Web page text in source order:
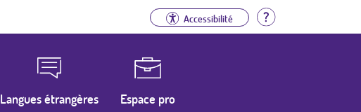
Accessibilité Aide
Langues étrangères Espace pro